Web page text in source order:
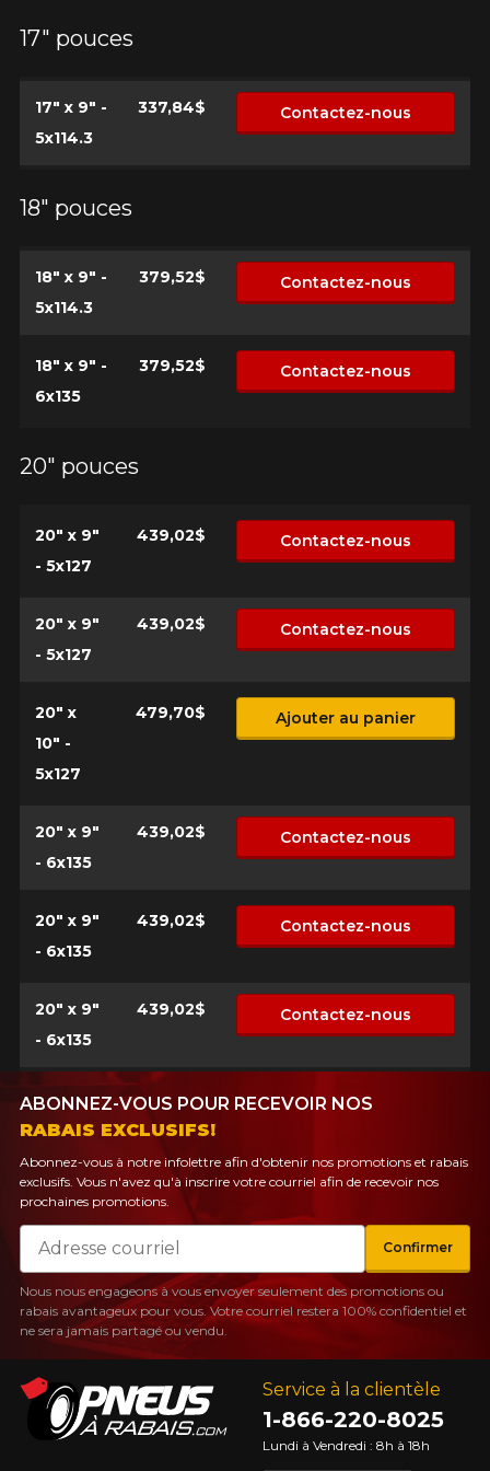
17" pouces
17" x 9" -
5x114.3
337,84$ Contactez-nous
18" pouces
18" x 9" -
5x114.3
379,52$ Contactez-nous
18" x 9" -
6x135
379,52$ Contactez-nous
20" pouces
20" x 9"
- 5x127
439,02$ Contactez-nous
20" x 9"
- 5x127
439,02$ Contactez-nous
20" x
10" -
5x127
479,70$ Ajouter au panier
20" x 9"
- 6x135
439,02$ Contactez-nous
20" x 9"
- 6x135
439,02$ Contactez-nous
20" x 9"
- 6x135
439,02$ Contactez-nous
Service à la clientèle
1-866-220-8025
Lundi à Vendredi : 8h à 18h
ABONNEZ-VOUS POUR RECEVOIR NOS
RABAIS EXCLUSIFS!
Abonnez-vous à notre infolettre afin d'obtenir nos promotions et rabais
exclusifs. Vous n'avez qu'à inscrire votre courriel afin de recevoir nos
prochaines promotions.
Courriel
Confirmer
Nous nous engageons à vous envoyer seulement des promotions ou
rabais avantageux pour vous. Votre courriel restera 100% confidentiel et
ne sera jamais partagé ou vendu.